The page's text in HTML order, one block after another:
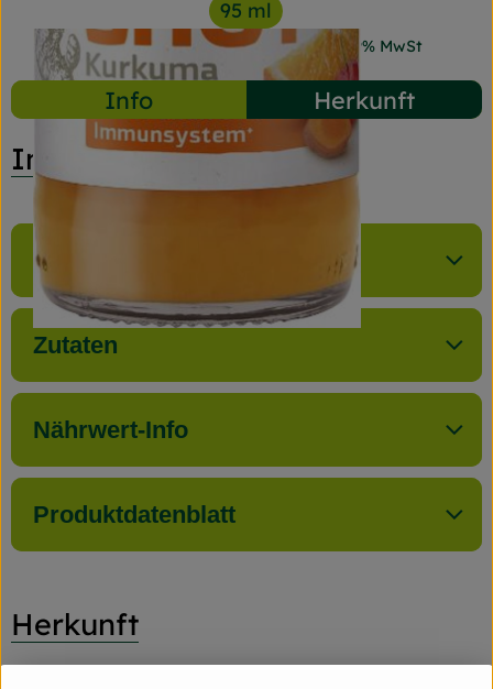
95 ml
#2248 1,99 €/ 95 ml 20,95 €/ l 19% MwSt
Info Herkunft
Info
Produktinformationen
Zutaten
Nährwert-Info
Produktdatenblatt
Herkunft